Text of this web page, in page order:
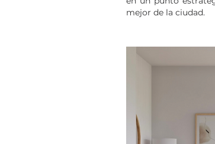
mejor de la ciudad.